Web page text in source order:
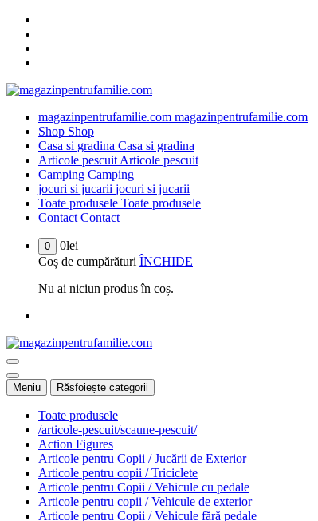
conținut
magazinpentrufamilie.com magazinpentrufamilie.com
Shop Shop
Casa si gradina Casa si gradina
Articole pescuit Articole pescuit
Camping Camping
jocuri si jucarii jocuri si jucarii
Toate produsele Toate produsele
Contact Contact
0 0lei
Coș de cumpărături ÎNCHIDE
Nu ai niciun produs în coș.
Meniu Răsfoiește categorii
Toate produsele
/articole-pescuit/scaune-pescuit/
Action Figures
Articole pentru Copii / Jucării de Exterior
Articole pentru copii / Triciclete
Articole pentru Copii / Vehicule cu pedale
Articole pentru copii / Vehicule de exterior
Articole pentru Copii / Vehicule fără pedale